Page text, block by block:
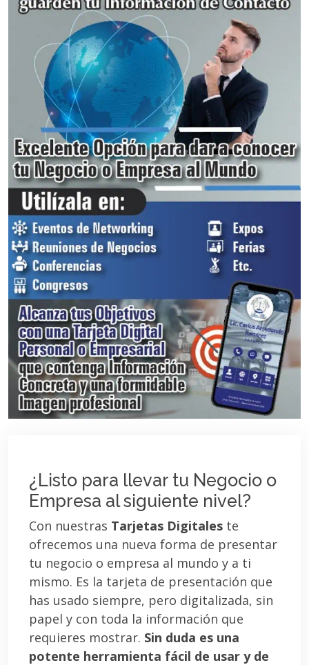
¿Listo para llevar tu Negocio o
Empresa al siguiente nivel?
Con nuestras Tarjetas Digitales te
ofrecemos una nueva forma de presentar
tu negocio o empresa al mundo y a ti
mismo. Es la tarjeta de presentación que
has usado siempre, pero digitalizada, sin
papel y con toda la información que
requieres mostrar. Sin duda es una
potente herramienta fácil de usar y de